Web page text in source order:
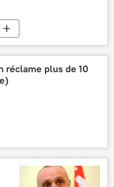
réclame plus de 10